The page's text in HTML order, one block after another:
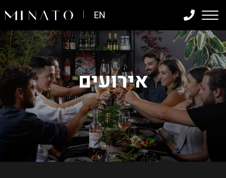
של
אינטרנט,
לחץ
אנטר
כדי
לעבור
לאזור
תוכן
דלג לסרגל הניווט
דלג לתוכן
EN
אירועים